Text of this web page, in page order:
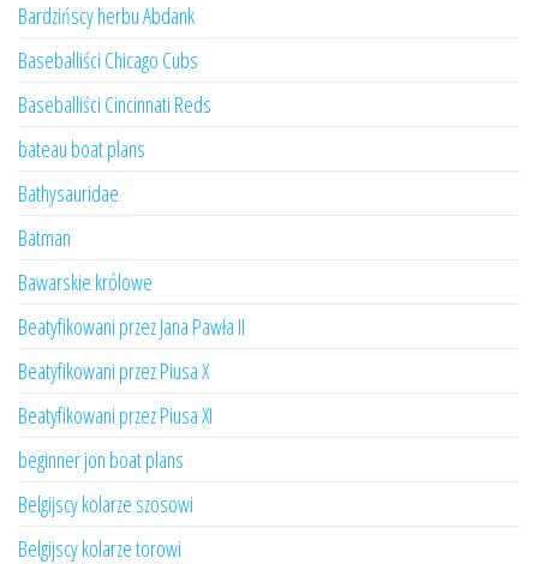
Bardzińscy herbu Abdank
Baseballiści Chicago Cubs
Baseballiści Cincinnati Reds
bateau boat plans
Bathysauridae
Batman
Bawarskie królowe
Beatyfikowani przez Jana Pawła II
Beatyfikowani przez Piusa X
Beatyfikowani przez Piusa XI
beginner jon boat plans
Belgijscy kolarze szosowi
Belgijscy kolarze torowi